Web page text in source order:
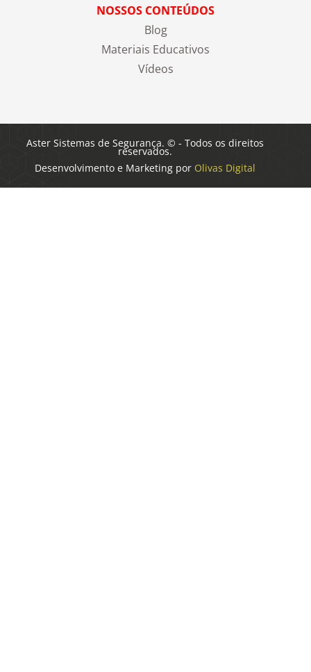
NOSSOS CONTEÚDOS
Blog
Materiais Educativos
Vídeos
Aster Sistemas de Segurança. © - Todos os direitos
reservados.
Desenvolvimento e Marketing por Olivas Digital